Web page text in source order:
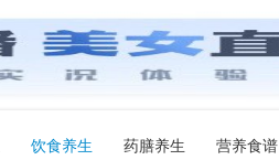
饮食养生 药膳养生 营养食谱